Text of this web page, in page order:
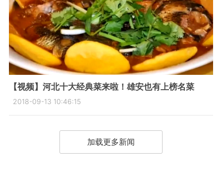
【视频】河北十大经典菜来啦！雄安也有上榜名菜
2018-09-13 10:46:15
加载更多新闻